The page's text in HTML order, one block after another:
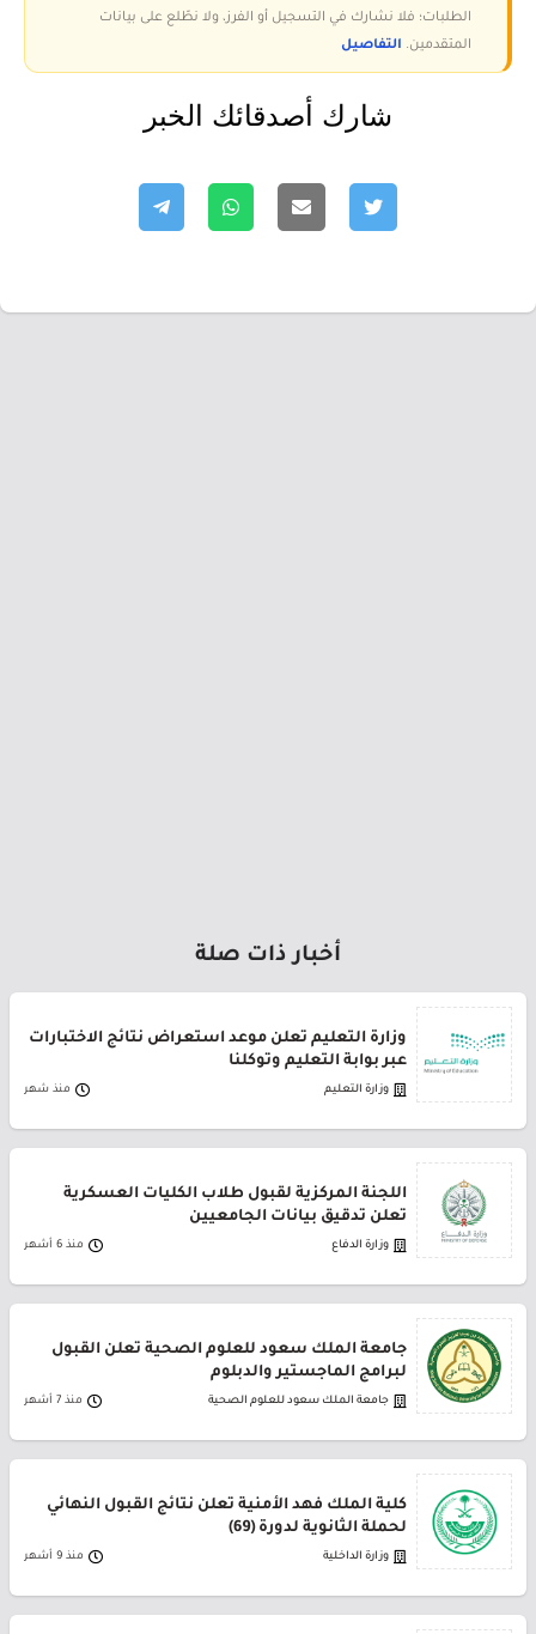
الطلبات؛ فلا نشارك في التسجيل أو الفرز، ولا نطّلع على بيانات
المتقدمين. التفاصيل
شارك أصدقائك الخبر
أخبار ذات صلة
وزارة التعليم تعلن موعد استعراض نتائج الاختبارات
عبر بوابة التعليم وتوكلنا
وزارة التعليم منذ شهر
اللجنة المركزية لقبول طلاب الكليات العسكرية
تعلن تدقيق بيانات الجامعيين
وزارة الدفاع منذ 6 أشهر
جامعة الملك سعود للعلوم الصحية تعلن القبول
لبرامج الماجستير والدبلوم
جامعة الملك سعود للعلوم الصحية منذ 7 أشهر
كلية الملك فهد الأمنية تعلن نتائج القبول النهائي
لحملة الثانوية لدورة (69)
وزارة الداخلية منذ 9 أشهر